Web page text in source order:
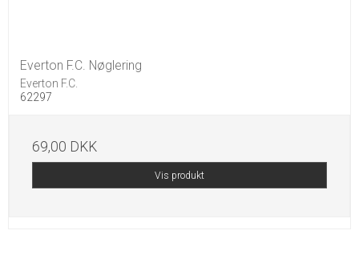
Everton F.C. Nøglering
Everton F.C.
62297
69,00 DKK
Vis produkt